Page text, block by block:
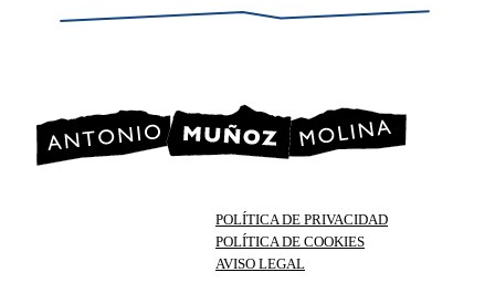
POLÍTICA DE PRIVACIDAD
POLÍTICA DE COOKIES
AVISO LEGAL